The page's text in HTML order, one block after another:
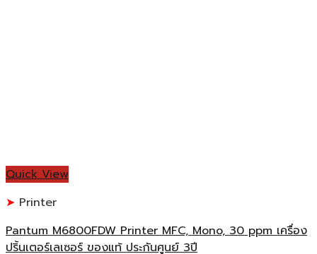
Quick View
Printer
Pantum M6800FDW Printer MFC, Mono, 30 ppm เครื่อง
ปริ้นเตอร์เลเซอร์ ของแท้ ประกันศูนย์ 3ปี